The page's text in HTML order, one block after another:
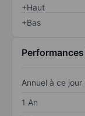
+Haut
+Bas
Annuel à ce jour
1 An